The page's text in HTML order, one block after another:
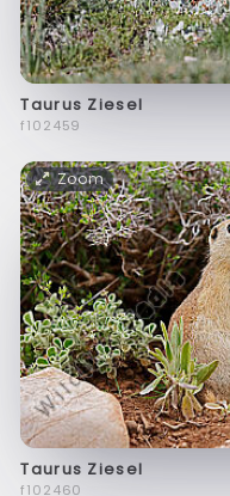
Taurus Ziesel
f102459
Zoom
Taurus Ziesel
f102460